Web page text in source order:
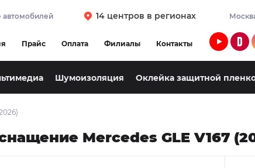
14 центров в регионах
Прайс Оплата Филиалы Контакты
Шумоизоляция Оклейка защитной
Mercedes GLE V167